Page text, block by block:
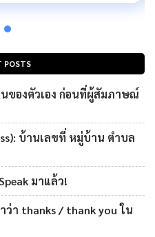
POSTS
ของตัวเอง ก่อนที่ผู้สัมภาษณ์
บ้านเลขที่ หมู่บ้าน ตำบล
มาแล้ว!
ว่า thanks / thank you ใน